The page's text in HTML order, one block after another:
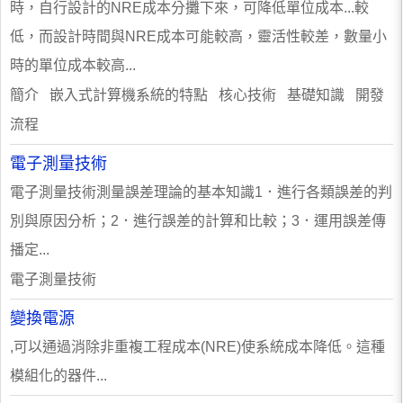
時，自行設計的NRE成本分攤下來，可降低單位成本...較
低，而設計時間與NRE成本可能較高，靈活性較差，數量小
時的單位成本較高...
簡介 嵌入式計算機系統的特點 核心技術 基礎知識 開發
流程
電子測量技術
電子測量技術測量誤差理論的基本知識1．進行各類誤差的判
別與原因分析；2．進行誤差的計算和比較；3．運用誤差傳
播定...
電子測量技術
變換電源
,可以通過消除非重複工程成本(NRE)使系統成本降低。這種
模組化的器件...